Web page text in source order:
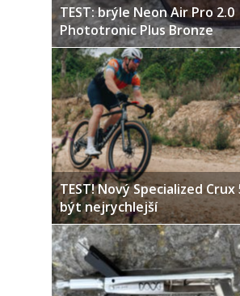
TEST: brýle Neon Air Pro 2.0
Phototronic Plus Bronze
TEST! Nový Specialized Crux
být nejrychlejší